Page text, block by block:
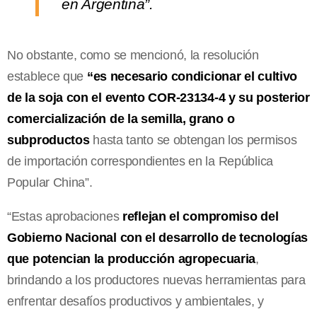
en Argentina”.
No obstante, como se mencionó, la resolución
establece que “es necesario condicionar el cultivo
de la soja con el evento COR-23134-4 y su posterior
comercialización de la semilla, grano o
subproductoshasta tanto se obtengan los permisos
de importación correspondientes en la República
Popular China”.
“Estas aprobacionesreflejan el compromiso del
Gobierno Nacional con el desarrollo de tecnologías
que potencian la producción agropecuaria,
brindando a los productores nuevas herramientas para
enfrentar desafíos productivos y ambientales, y